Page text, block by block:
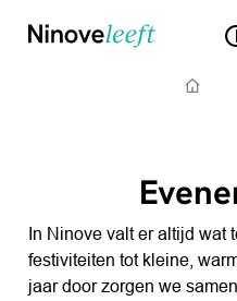
Naar inhoud
Ninove leeft
In Ninove valt er altijd wat
festiviteiten tot kleine,
jaar door zorgen we